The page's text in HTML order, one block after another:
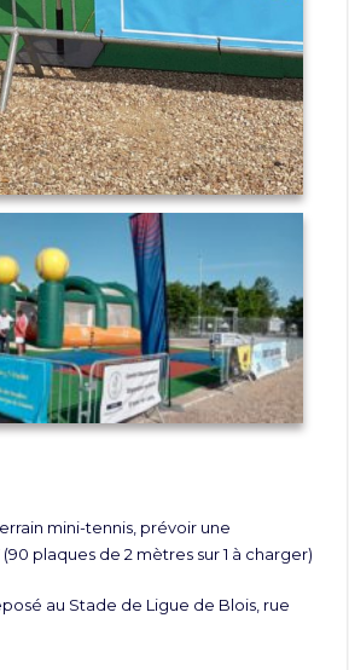
mini-tennis, prévoir une
plaques de 2 mètres sur 1 à charger)
au Stade de Ligue de Blois, rue